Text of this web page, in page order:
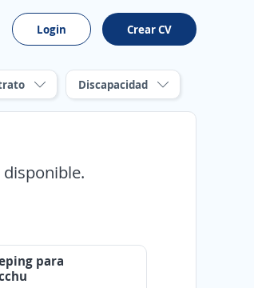
Login Crear CV
Discapacidad
disponible.
para